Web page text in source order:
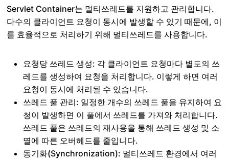
Servlet Container는 멀티쓰레드를 지원하고 관리합니다.
다수의 클라이언트 요청이 동시에 발생할 수 있기 때문에, 이
를 효율적으로 처리하기 위해 멀티쓰레드를 사용합니다.
요청당 쓰레드 생성: 각 클라이언트 요청마다 별도의 쓰
레드를 생성하여 요청을 처리합니다. 이렇게 하면 여러
요청이 동시에 처리될 수 있습니다.
쓰레드 풀 관리: 일정한 개수의 쓰레드 풀을 유지하여 요
청이 발생하면 이 풀에서 쓰레드를 가져와 처리합니다.
쓰레드 풀은 쓰레드의 재사용을 통해 쓰레드 생성 및 소
멸에 따른 오버헤드를 줄입니다.
동기화(Synchronization): 멀티쓰레드 환경에서 여러